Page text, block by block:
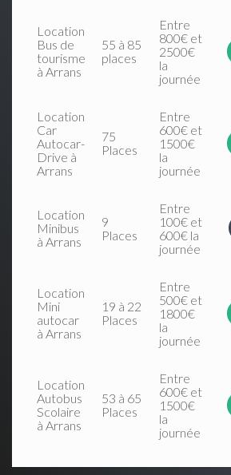
Location
Bus de
tourisme
à Arrans
55 à 85
places
Entre
800€ et
2500€
la
journée
Location
Car
Autocar-
Drive à
Arrans
75
Places
Entre
600€ et
1500€
la
journée
Location
Minibus
à Arrans
9
Places
Entre
100€ et
600€ la
journée
Location
Mini
autocar
à Arrans
19 à 22
Places
Entre
500€ et
1800€
la
journée
Location
Autobus
Scolaire
à Arrans
53 à 65
Places
Entre
600€ et
1500€
la
journée